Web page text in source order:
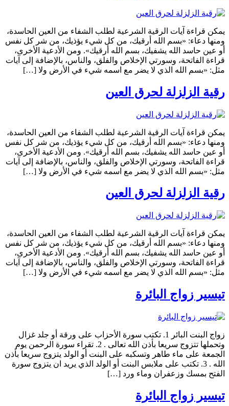
يمكن قراءة آيات الرقية الشرعية لطلب الشفاء من العين الحاسدة،
ومنها دعاء: «بسم الله أرقيك، من كل شيء يؤذيك، من شر كل نفس
أو عين حاسد الله يشفيك، بسم الله أرقيك». ومن الأدعية الأخرى،
قراءة الفاتحة، وسورتي الإخلاص والفلق، والناس، بالإضافة إلى آيات
مثل: «بسم الله الذي لا يضر مع اسمه شيء في الأرض ولا […]
رقية الزلزلة لحرق العين
يمكن قراءة آيات الرقية الشرعية لطلب الشفاء من العين الحاسدة،
ومنها دعاء: «بسم الله أرقيك، من كل شيء يؤذيك، من شر كل نفس
أو عين حاسد الله يشفيك، بسم الله أرقيك». ومن الأدعية الأخرى،
قراءة الفاتحة، وسورتي الإخلاص والفلق، والناس، بالإضافة إلى آيات
مثل: «بسم الله الذي لا يضر مع اسمه شيء في الأرض ولا […]
رقية الزلزلة لحرق العين
يمكن قراءة آيات الرقية الشرعية لطلب الشفاء من العين الحاسدة،
ومنها دعاء: «بسم الله أرقيك، من كل شيء يؤذيك، من شر كل نفس
أو عين حاسد الله يشفيك، بسم الله أرقيك». ومن الأدعية الأخرى،
قراءة الفاتحة، وسورتي الإخلاص والفلق، والناس، بالإضافة إلى آيات
مثل: «بسم الله الذي لا يضر مع اسمه شيء في الأرض ولا […]
تيسير زواج البائرة
زواج البنت البائر 1. تكتب سورة الأحزاب على ورقة أو جلد غزال
وتحملها تتزوج سريعا بأذن الله تعالى . 2. تقراء سورة الرحمن يوم
الجمعة على ماء طاهر وتسكبه على البنت أو الولد يتزوج سريعا بأذن
الله . 3. تكتب على ملابس البنت أو الولد الذي يريد ان يتزوج سورة
الفتح بمسك وزعفران وماء ورد […]
تيسير زواج البائرة